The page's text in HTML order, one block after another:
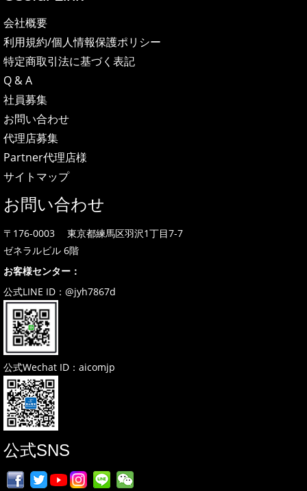
会社概要
利用規約/個人情報保護ポリシー
特定商取引法に基づく表記
Q & A
社員募集
お問い合わせ
代理店募集
Partner代理店様
サイトマップ
お問い合わせ
〒176-0003 東京都練馬区羽沢1丁目7-7
ゼネラルビル 6階
お客様センター：
公式LINE ID：@jyh7867d
公式Wechat ID：aicomjp
公式SNS